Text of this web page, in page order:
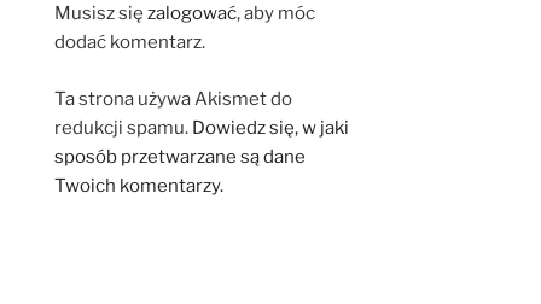
Musisz się zalogować, aby móc
dodać komentarz.
Ta strona używa Akismet do
redukcji spamu. Dowiedz się, w jaki
sposób przetwarzane są dane
Twoich komentarzy.